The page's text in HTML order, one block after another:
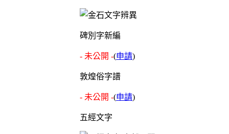
碑別字新編
- 未公開 -(申請)
敦煌俗字譜
- 未公開 -(申請)
五經文字